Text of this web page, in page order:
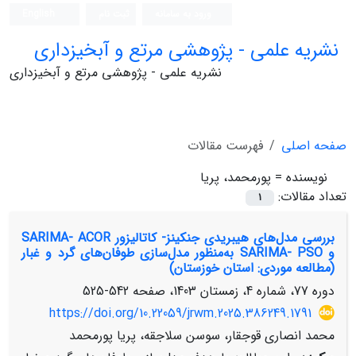
نشریه علمی - پژوهشی مرتع و آبخیزداری
نشریه علمی - پژوهشی مرتع و آبخیزداری
صفحه اصلی
فهرست مقالات
نویسنده = پورمحمد، پریا
تعداد مقالات:
1
بررسی مدل‌های هیبریدی جنکینز- کاتالیزور SARIMA- ACOR
و SARIMA- PSO به‌منظور مدل‌سازی طوفان‌های گرد و غبار
(مطالعه موردی: استان خوزستان)
دوره 77، شماره 4، زمستان 1403، صفحه
542-525
https://doi.org/10.22059/jrwm.2025.386249.1791
محمد انصاری قوجقار، سوسن سلاجقه، پریا پورمحمد